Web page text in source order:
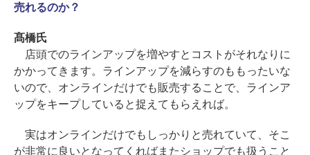
売れるのか？
髙橋氏
店頭でのラインアップを増やすとコストがそれなりに
かかってきます。ラインアップを減らすのももったいな
いので、オンラインだけでも販売することで、ラインア
ップをキープしていると捉えてもらえれば。
実はオンラインだけでもしっかりと売れていて、そこ
が非常に良いとなってくればまたショップでも扱うこと